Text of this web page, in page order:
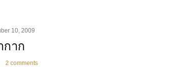
10, 2009
าก
2 comments